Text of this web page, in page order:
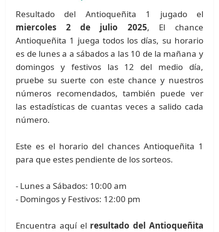
Resultado del Antioqueñita 1 jugado el
miercoles 2 de julio 2025, El chance
Antioqueñita 1 juega todos los días, su horario
es de lunes a a sábados a las 10 de la mañana y
domingos y festivos las 12 del medio día,
pruebe su suerte con este chance y nuestros
números recomendados, también puede ver
las estadísticas de cuantas veces a salido cada
número.
Este es el horario del chances Antioqueñita 1
para que estes pendiente de los sorteos.
- Lunes a Sábados: 10:00 am
- Domingos y Festivos: 12:00 pm
Encuentra aquí el resultado del Antioqueñita